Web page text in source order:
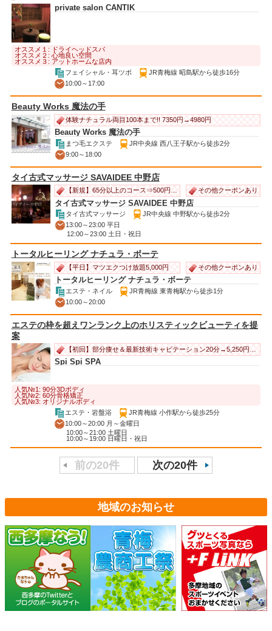
private salon CANTIK
オススメ１: ドライヘッドスパ
オススメ２: 心地良い空間
オススメ３: アットホームな店内
フェイシャル・耳ツボ
JR青梅線 昭島駅から徒歩16分
10:00～17:00
Beauty Works 魔法の手
体験ナチュラル両目100本まで!! 7350円→4980円
Beauty Works 魔法の手
まつ毛エクステ
JR中央線 西八王子駅から徒歩2分
9:00～18:00
タイ古式マッサージ SAVAIDEE 中野店
【新規】65分以上のコース⇒500円オフ その他クーポンあり
タイ古式マッサージ SAVAIDEE 中野店
タイ古式マッサージ
JR中央線 中野駅から徒歩2分
13:00～23:00 平日
12:00～23:00 土日・祝日
トータルヒーリング ナチュラ・ボーテ
【平日】マツエクつけ放題5,000円 その他クーポンあり
トータルヒーリング ナチュラ・ボーテ
エステ・ネイル
JR青梅線 東青梅駅から徒歩1分
10:00～20:00
エステの枠を超えワンランク上のホリスティックビューティを提
案
【初回】部分痩せ＆最新技術キャビテーション20分→5,250円（半額）
Spi Spi SPA
人気№1: 90分3Dボディ
人気№2: 60分骨格矯正
人気№3: オリジナルボディ
エステ・岩盤浴
JR青梅線 小作駅から徒歩25分
10:00～20:00 月～金曜日
10:00～21:00 土曜日
10:00～19:00 日曜日・祝日
前の20件 次の20件
地域のお知らせ